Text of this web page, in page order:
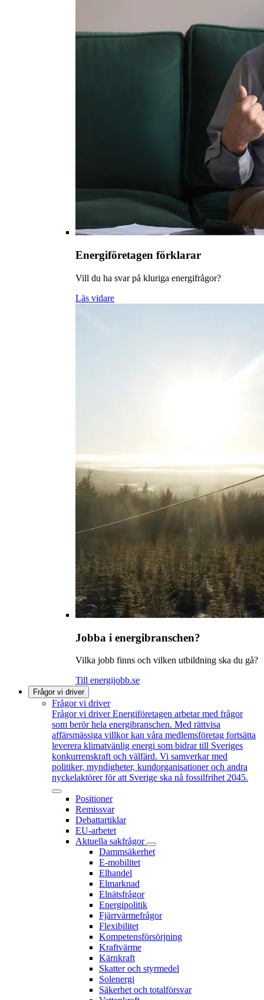
Energiföretagen förklarar
Vill du ha svar på kluriga energifrågor?
Läs vidare
Jobba i energibranschen?
Vilka jobb finns och vilken utbildning ska du gå?
Till energijobb.se
Frågor vi driver
Frågor vi driver
Frågor vi driver Energiföretagen arbetar med frågor
som berör hela energibranschen. Med rättvisa
affärsmässiga villkor kan våra medlemsföretag fortsätta
leverera klimatvänlig energi som bidrar till Sveriges
konkurrenskraft och välfärd. Vi samverkar med
politiker, myndigheter, kundorganisationer och andra
nyckelaktörer för att Sverige ska nå fossilfrihet 2045.
Positioner
Remissvar
Debattartiklar
EU-arbetet
Aktuella sakfrågor
Dammsäkerhet
E-mobilitet
Elhandel
Elmarknad
Elnätsfrågor
Energipolitik
Fjärrvärmefrågor
Flexibilitet
Kompetensförsörjning
Kraftvärme
Kärnkraft
Skatter och styrmedel
Solenergi
Säkerhet och totalförsvar